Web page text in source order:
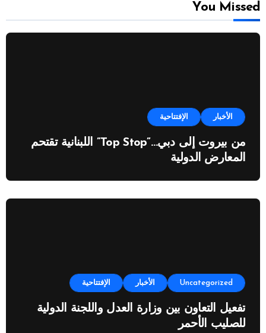
You Missed
الأخبار الإفتتاحية
من بيروت إلى دبي…”Top Stop” اللبنانية تقتحم
المعارض الدولية
Uncategorized الأخبار الإفتتاحية
تفعيل التعاون بين وزارة العدل واللجنة الدولية
للصليب الأحمر